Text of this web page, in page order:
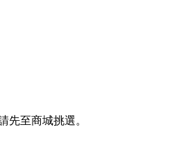
先至商城挑選。